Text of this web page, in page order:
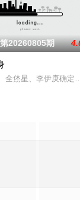
20260805期
全烋星、李伊庚确定